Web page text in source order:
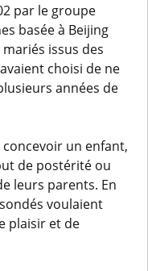
par le groupe
basée à Beijing
issus des
choisi de ne
années de
un enfant,
de postérité ou
leurs parents. En
voulaient
plaisir et de